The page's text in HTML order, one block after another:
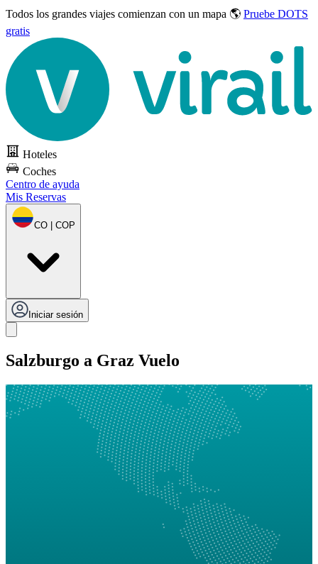
Todos los grandes viajes comienzan con un mapa 🌎 Pruebe DOTS
gratis
Hoteles
Coches
Centro de ayuda
Mis Reservas
CO | COP
Iniciar sesión
Salzburgo a Graz Vuelo